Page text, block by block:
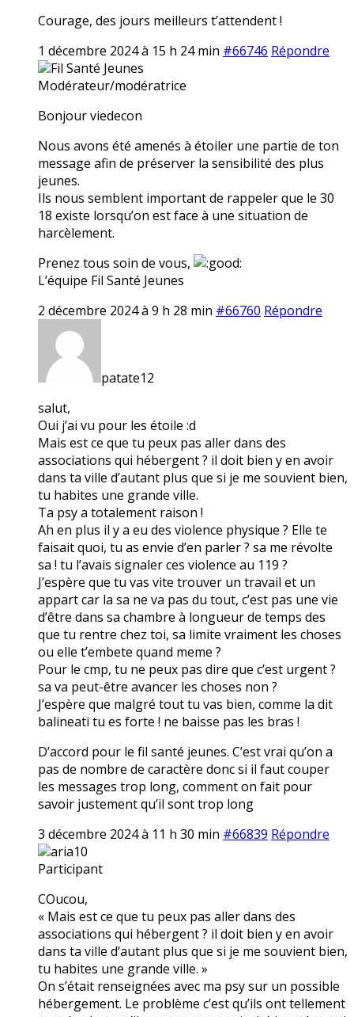
Courage, des jours meilleurs t’attendent !
1 décembre 2024 à 15 h 24 min #66746 Répondre
Fil Santé Jeunes
Modérateur/modératrice
Bonjour viedecon
Nous avons été amenés à étoiler une partie de ton
message afin de préserver la sensibilité des plus
jeunes.
Ils nous semblent important de rappeler que le 30
18 existe lorsqu’on est face à une situation de
harcèlement.
Prenez tous soin de vous,
L’équipe Fil Santé Jeunes
2 décembre 2024 à 9 h 28 min #66760 Répondre
patate12
salut,
Oui j’ai vu pour les étoile :d
Mais est ce que tu peux pas aller dans des
associations qui hébergent ? il doit bien y en avoir
dans ta ville d’autant plus que si je me souvient bien,
tu habites une grande ville.
Ta psy a totalement raison !
Ah en plus il y a eu des violence physique ? Elle te
faisait quoi, tu as envie d’en parler ? sa me révolte
sa ! tu l’avais signaler ces violence au 119 ?
J’espère que tu vas vite trouver un travail et un
appart car la sa ne va pas du tout, c’est pas une vie
d’être dans sa chambre à longueur de temps des
que tu rentre chez toi, sa limite vraiment les choses
ou elle t’embete quand meme ?
Pour le cmp, tu ne peux pas dire que c’est urgent ?
sa va peut-être avancer les choses non ?
J’espère que malgré tout tu vas bien, comme la dit
balineati tu es forte ! ne baisse pas les bras !
D’accord pour le fil santé jeunes. C’est vrai qu’on a
pas de nombre de caractère donc si il faut couper
les messages trop long, comment on fait pour
savoir justement qu’il sont trop long
3 décembre 2024 à 11 h 30 min #66839 Répondre
aria10
Participant
COucou,
« Mais est ce que tu peux pas aller dans des
associations qui hébergent ? il doit bien y en avoir
dans ta ville d’autant plus que si je me souvient bien,
tu habites une grande ville. »
On s’était renseignées avec ma psy sur un possible
hébergement. Le problème c’est qu’ils ont tellement